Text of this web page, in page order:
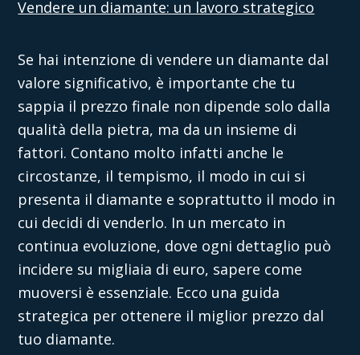
Vendere un diamante: un lavoro strategico
Se hai intenzione divendere un diamante dal
valore significativo, è importante che tu
sappia il prezzo finale non dipende solo dalla
qualità della pietra, ma da un insieme di
fattori. Contano molto infatti anche le
circostanze, il tempismo, il modo in cui si
presenta il diamante e soprattutto il modo in
cui decidi di venderlo. In un mercato in
continua evoluzione, dove ogni dettaglio può
incidere su migliaia di euro, sapere come
muoversi è essenziale. Ecco una guida
strategica per ottenere il miglior prezzo dal
tuo diamante.